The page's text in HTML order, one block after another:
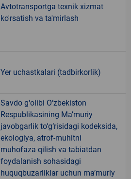
Avtotransportga texnik xizmat
ko'rsatish va ta'mirlash
Yer uchastkalari (tadbirkorlik)
Savdo g‘olibi O‘zbekiston
Respublikasining Ma’muriy
javobgarlik to‘g‘risidagi kodeksida,
ekologiya, atrof-muhitni
muhofaza qilish va tabiatdan
foydalanish sohasidagi
huquqbuzarliklar uchun ma’muriy